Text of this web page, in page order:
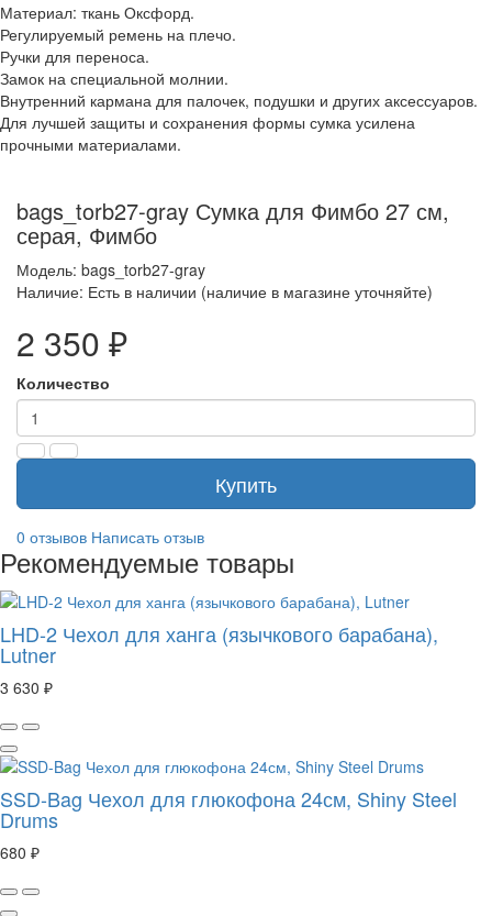
Материал: ткань Оксфорд.
Регулируемый ремень на плечо.
Ручки для переноса.
Замок на специальной молнии.
Внутренний кармана для палочек, подушки и других аксессуаров.
Для лучшей защиты и сохранения формы сумка усилена
прочными материалами.
bags_torb27-gray Сумка для Фимбо 27 см,
серая, Фимбо
Модель: bags_torb27-gray
Наличие: Есть в наличии (наличие в магазине уточняйте)
2 350 ₽
Количество
Купить
0 отзывов Написать отзыв
Рекомендуемые товары
LHD-2 Чехол для ханга (язычкового барабана),
Lutner
3 630 ₽
SSD-Bag Чехол для глюкофона 24см, Shiny Steel
Drums
680 ₽